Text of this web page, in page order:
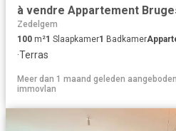
à vendre Appartement
Zedelgem
100 m²1 Slaapkamer1 Badkamer
·Terras
Meer dan 1 maand geleden
immovlan